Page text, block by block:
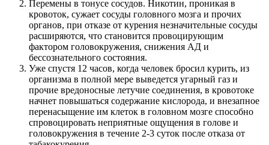
Перемены в тонусе сосудов. Никотин, проникая в
кровоток, сужает сосуды головного мозга и прочих
органов, при отказе от курения незначительные сосуды
расширяются, что становится провоцирующим
фактором головокружения, снижения АД и
бессознательного состояния.
Уже спустя 12 часов, когда человек бросил курить, из
организма в полной мере выведется угарный газ и
прочие вредоносные летучие соединения, в кровотоке
начнет повышаться содержание кислорода, и внезапное
перенасыщение им клеток в головном мозге способно
спровоцировать неприятные ощущения в голове и
головокружения в течение 2-3 суток после отказа от